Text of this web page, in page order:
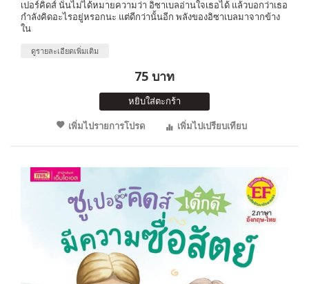
เปอร์คิดส์ นั่นไม่ได้หมายความว่า อิซาเบลอ่านใจเธอได้ แล้วบอกว่าเธอ
กำลังคิดอะไรอยู่หรอกนะ แต่ดีกว่านั้นอีก พลังของอิซาเบลมาจากข้าง
ใน
ดูรายละเอียดเพิ่มเติม
75 บาท
หยิบใส่ตะกร้า
เพิ่มไปรายการโปรด
เพิ่มไปเปรียบเทียบ